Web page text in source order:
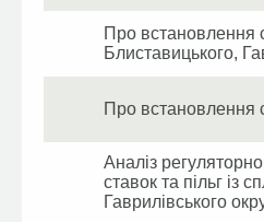
Про встановлення
Блиставицького,
Про встановлення
Аналіз
ставок та пільг із
Гаврилівського